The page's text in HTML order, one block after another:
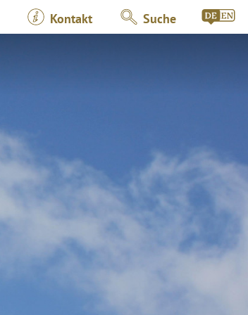
Kontakt Suche